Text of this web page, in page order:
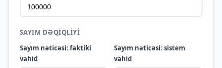
SAYIM DƏQIQLIYI
Sayım nəticəsi: faktiki
vahid
Sayım nəticəsi: sistem
vahid